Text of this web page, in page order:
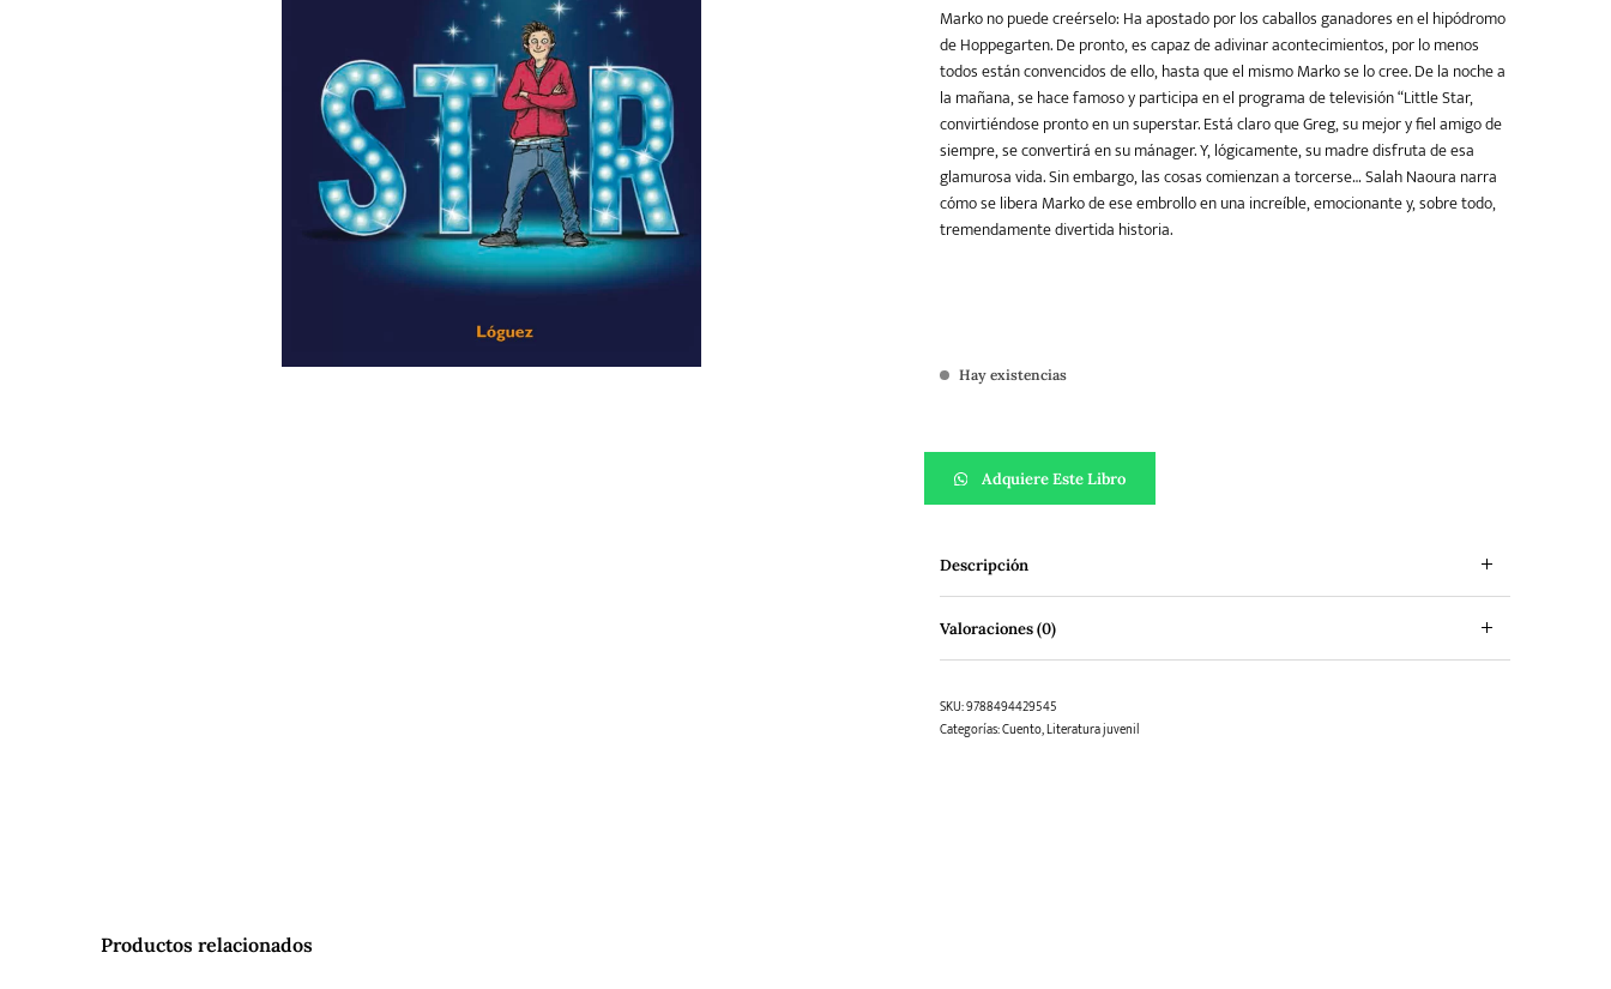
Teatro Young Adult
Marko no puede creérselo: Ha apostado por los caballos ganadores en el hipódromo
de Hoppegarten. De pronto, es capaz de adivinar acontecimientos, por lo menos
todos están convencidos de ello, hasta que el mismo Marko se lo cree. De la noche a
la mañana, se hace famoso y participa en el programa de televisión “Little Star,
convirtiéndose pronto en un superstar. Está claro que Greg, su mejor y fiel amigo de
siempre, se convertirá en su mánager. Y, lógicamente, su madre disfruta de esa
glamurosa vida. Sin embargo, las cosas comienzan a torcerse… Salah Naoura narra
cómo se libera Marko de ese embrollo en una increíble, emocionante y, sobre todo,
tremendamente divertida historia.
Hay existencias
Adquiere Este Libro
Descripción
Valoraciones (0)
SKU:9788494429545
Categorías:Cuento,Literatura juvenil
Productos relacionados